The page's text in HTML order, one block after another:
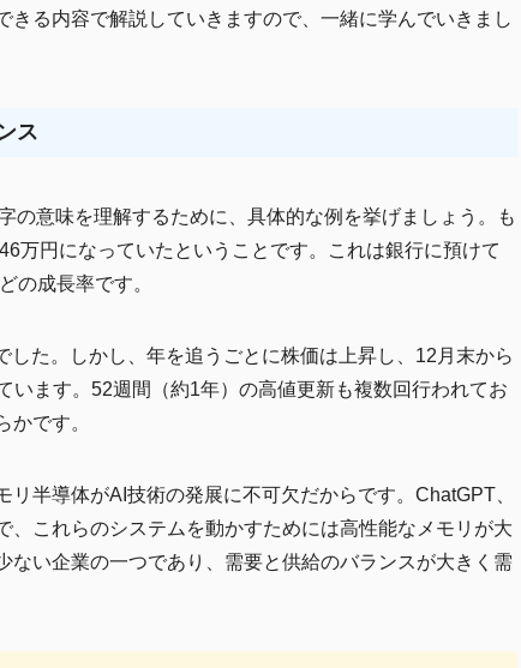
る内容で解説していきますので、一緒に学んでいきまし
ス
の意味を理解するために、具体的な例を挙げましょう。も
万円になっていたということです。これは銀行に預けて
の成長率です。
た。しかし、年を追うごとに株価は上昇し、12月末から
ます。52週間（約1年）の高値更新も複数回行われてお
です。
半導体がAI技術の発展に不可欠だからです。ChatGPT、
これらのシステムを動かすためには高性能なメモリが大
い企業の一つであり、需要と供給のバランスが大きく需